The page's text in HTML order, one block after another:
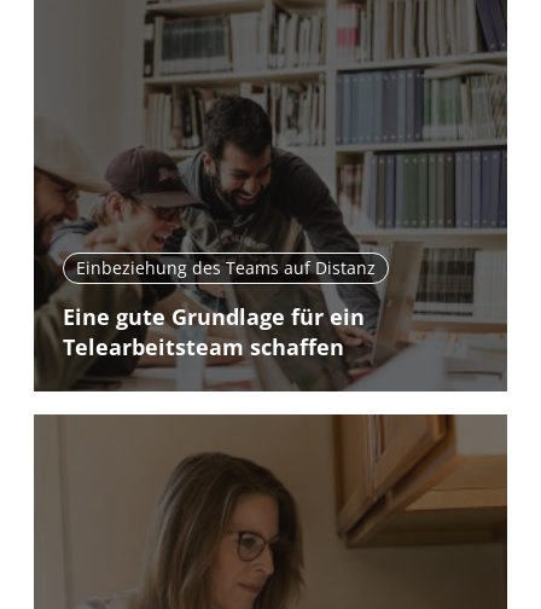
Einbeziehung des Teams auf Distanz
Eine gute Grundlage für ein
Telearbeitsteam schaffen